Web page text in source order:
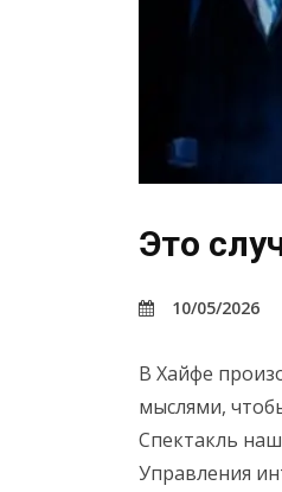
Это
10/05/2026
В Хайфе
мыслями,
Спектакль
Управления